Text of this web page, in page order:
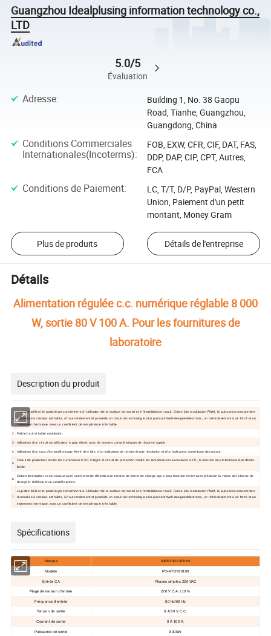
Guangzhou Idealplusing information technology co.,
LTD
5.0/5
Évaluation
Adresse:
Building 1, No. 38 Gaopu
Road, Tianhe, Guangzhou,
Guangdong, China
Conditions Commerciales
Internationales(Incoterms):
FOB, EXW, CFR, CIF, DAT, FAS,
DDP, DAP, CIP, CPT, Autres,
FCA
Conditions de Paiement:
LC, T/T, D/P, PayPal, Western
Union, Paiement d'un petit
montant, Money Gram
Plus de produits Détails de l'entreprise
Détails
Alimentation régulée c.c. numérique réglable 8 000
W, sortie 80 V 100 A. Pour les fournitures de
laboratoire
Description du produit
1
La petite taille et le poids léger conviennent à l'utilisation de la surface de travail et à l'installation en rack. Grâce à la modulation PWM, la puissance consommée
du module à cristaux est faible, à haut rendement et possède un circuit de technologie plus puissant Well-designedelectronic, un refroidissement à air forcé et un
traitement thermique, avec un coefficient de température très faible.
2 Faible bruit et faible ondulation.
3 Utilisation d'un circuit amplificateur à gain élevé, avec de bonnes caractéristiques de réponse rapide
4 Utilisation d'un taux d'échantillonnage élevé de 4 bits, d'un indicateur de tension haute résolution et d'un indicateur numérique de courant
5
Circuit de protection contre les surtensions 0.V.P. intégré et circuit de protection contre les températures excessives 0.T.P., la fonction de protection est perfectet
fiable.
6
Cette alimentation cc est conçue avec une borne de détection de tension de borne de charge, qui a pour fonction de lire avec précision la valeur de la borne de
charge et d'effectuer un contrôle précis.
7
La petite taille et le poids léger conviennent à l'utilisation de la surface de travail et à l'installation en rack. Grâce à la modulation PWM, la puissance consommée
du module à cristaux est faible, à haut rendement et possède un circuit de technologie plus puissant Well-designedelectronic, un refroidissement à air forcé et un
traitement thermique, avec un coefficient de température très faible.
Spécifications
Marque IDENTIFICATION
Modèle IPS-ATDY80100
Entrée CA Phases simples220 VAC
Plage de tension d'entrée 220 V C.A. ±10 %
Fréquence d'entrée 50 Hz/60 Hz
Tension de sortie 0 À 80 V C.C.
Courant de sortie 0 À 100 A.
Puissance de sortie 8000W